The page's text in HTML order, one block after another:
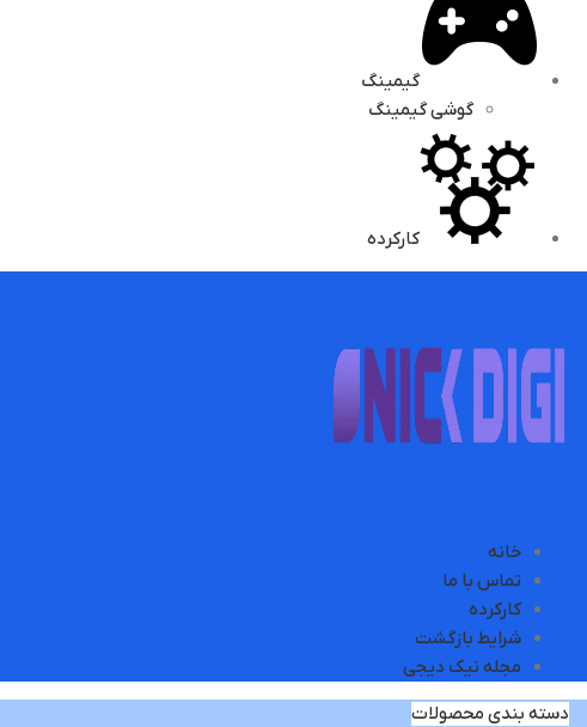
گیمینگ
گوشی گیمینگ
کارکرده
خانه
تماس با ما
کارکرده
شرایط بازگشت
مجله نیک دیجی
دسته بندی محصولات